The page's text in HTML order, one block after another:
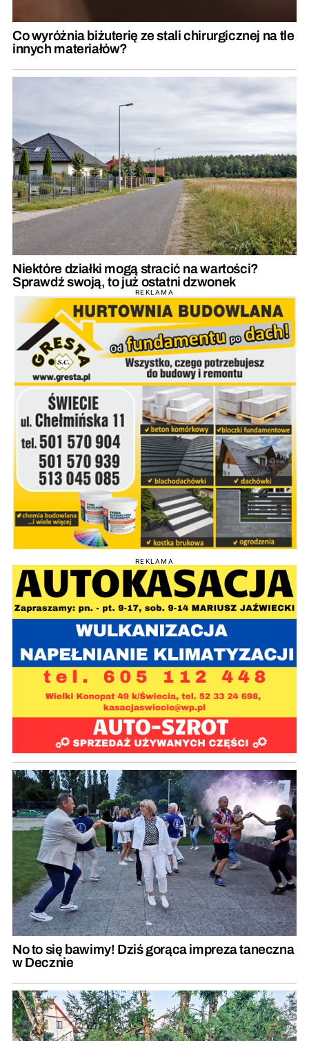
Co wyróżnia biżuterię ze stali chirurgicznej na tle
innych materiałów?
Niektóre działki mogą stracić na wartości?
Sprawdź swoją, to już ostatni dzwonek
REKLAMA
REKLAMA
No to się bawimy! Dziś gorąca impreza taneczna
w Decznie